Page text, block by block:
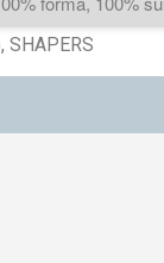
SHAPERS